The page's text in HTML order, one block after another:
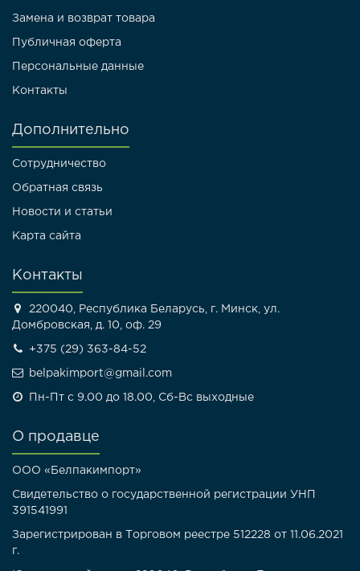
Замена и возврат товара
Публичная оферта
Персональные данные
Контакты
Дополнительно
Сотрудничество
Обратная связь
Новости и статьи
Карта сайта
Контакты
220040, Республика Беларусь, г. Минск, ул.
Домбровская, д. 10, оф. 29
+375 (29) 363-84-52
belpakimport@gmail.com
Пн-Пт с 9.00 до 18.00, Сб-Вс выходные
О продавце
ООО «Белпакимпорт»
Свидетельство о государственной регистрации УНП
391541991
Зарегистрирован в Торговом реестре 512228 от 11.06.2021
г.